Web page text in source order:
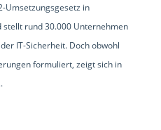
Umsetzungsgesetz in
rund 30.000 Unternehmen
IT-Sicherheit. Doch obwohl
formuliert, zeigt sich in